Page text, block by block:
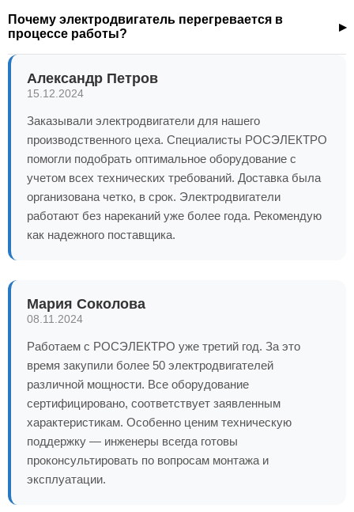
Почему электродвигатель перегревается в
процессе работы?
Александр Петров
15.12.2024
Заказывали электродвигатели для нашего
производственного цеха. Специалисты РОСЭЛЕКТРО
помогли подобрать оптимальное оборудование с
учетом всех технических требований. Доставка была
организована четко, в срок. Электродвигатели
работают без нареканий уже более года. Рекомендую
как надежного поставщика.
Мария Соколова
08.11.2024
Работаем с РОСЭЛЕКТРО уже третий год. За это
время закупили более 50 электродвигателей
различной мощности. Все оборудование
сертифицировано, соответствует заявленным
характеристикам. Особенно ценим техническую
поддержку — инженеры всегда готовы
проконсультировать по вопросам монтажа и
эксплуатации.